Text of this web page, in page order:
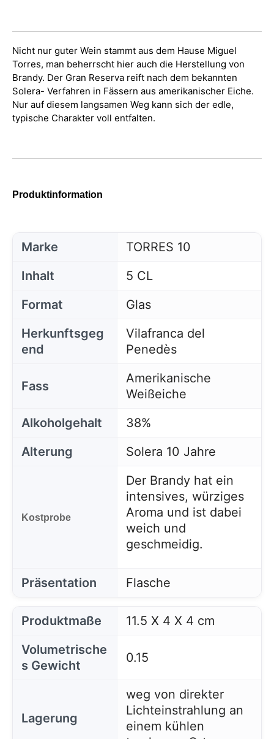
Nicht nur guter Wein stammt aus dem Hause Miguel
Torres, man beherrscht hier auch die Herstellung von
Brandy. Der Gran Reserva reift nach dem bekannten
Solera- Verfahren in Fässern aus amerikanischer Eiche.
Nur auf diesem langsamen Weg kann sich der edle,
typische Charakter voll entfalten.
Produktinformation
Marke
TORRES 10
Inhalt
5 CL
Format
Glas
Herkunftsgeg
end
Vilafranca del
Penedès
Fass
Amerikanische
Weißeiche
Alkoholgehalt
38%
Alterung
Solera 10 Jahre
Kostprobe
Der Brandy hat ein
intensives, würziges
Aroma und ist dabei
weich und
geschmeidig.
Präsentation Flasche
Produktmaße
11.5 X 4 X 4 cm
Volumetrische
s Gewicht
0.15
Lagerung
weg von direkter
Lichteinstrahlung an
einem kühlen